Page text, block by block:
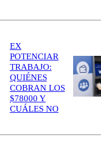
EX
POTENCIAR
TRABAJO:
QUIÉNES
COBRAN LOS
$78000 Y
CUÁLES NO